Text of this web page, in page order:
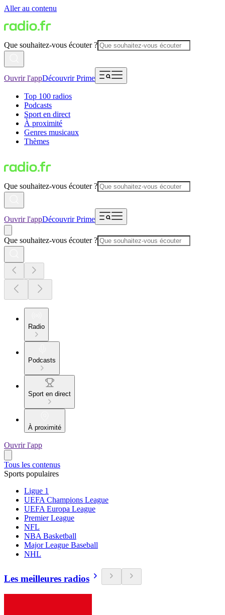
Aller au contenu
Que souhaitez-vous écouter ?
Ouvrir l'appDécouvrir Prime
Top 100 radios
Podcasts
Sport en direct
À proximité
Genres musicaux
Thèmes
Que souhaitez-vous écouter ?
Ouvrir l'appDécouvrir Prime
Que souhaitez-vous écouter ?
Radio
Podcasts
Sport en direct
À proximité
Ouvrir l'app
Tous les contenus
Sports populaires
Ligue 1
UEFA Champions League
UEFA Europa League
Premier League
NFL
NBA Basketball
Major League Baseball
NHL
Les meilleures radios